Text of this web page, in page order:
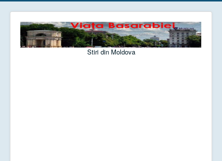
Stiri din Moldova